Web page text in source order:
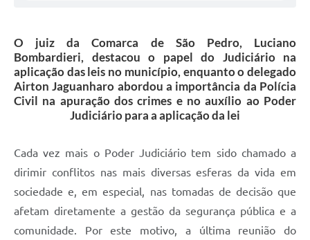
Contato
O juiz da Comarca de São Pedro, Luciano
Bombardieri, destacou o papel do Judiciário na
aplicação das leis no município, enquanto o delegado
Airton Jaguanharo abordou a importância da Polícia
Civil na apuração dos crimes e no auxílio ao Poder
Judiciário para a aplicação da lei
Cada vez mais o Poder Judiciário tem sido chamado a
dirimir conflitos nas mais diversas esferas da vida em
sociedade e, em especial, nas tomadas de decisão que
afetam diretamente a gestão da segurança pública e a
comunidade. Por este motivo, a última reunião do